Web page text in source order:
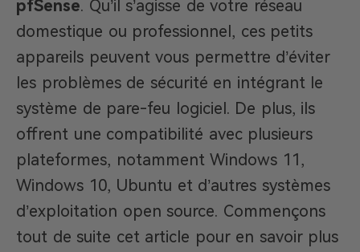
pfSense. Qu’il s’agisse de votre réseau
domestique ou professionnel, ces petits
appareils peuvent vous permettre d’éviter
les problèmes de sécurité en intégrant le
système de pare-feu logiciel. De plus, ils
offrent une compatibilité avec plusieurs
plateformes, notamment Windows 11,
Windows 10, Ubuntu et d’autres systèmes
d’exploitation open source. Commençons
tout de suite cet article pour en savoir plus